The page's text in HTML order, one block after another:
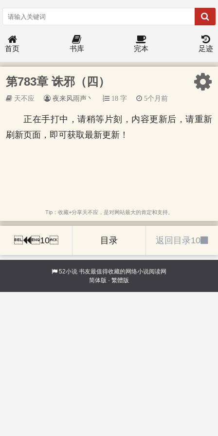
首页 书库 完本 足迹
第783章 诛邪（四）
天不应 夜来风雨声丶 18 字 5个月前
正在手打中，请稍等片刻，内容更新后，请重新
刷新页面，即可获取最新更新！
Tip：收藏+分享天不应，是对网站最大的肯定和支持。
 10 目录 返回目录10
52小说 书友最值得收藏的网络小说阅读网
简体版 · 繁體版